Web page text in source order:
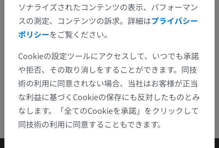
アプリを入手
ソナライズされたコンテンツの表示、パフォーマン
スの測定、コンテンツの訴求。詳細はプライバシー
ポリシーをご覧ください。
Cookieの設定ツールにアクセスして、いつでも承諾
や拒否、その取り消しをすることができます。同技
術の利用に同意されない場合、当社はお客様が正当
な利益に基づくCookieの保存にも反対したものとみ
なします。「全てのCookieを承諾」をクリックして
同技術の利用に同意することもできます。